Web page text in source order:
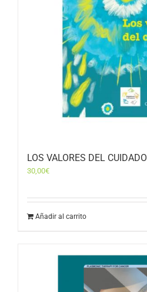
LOS VALORES DEL CUIDADO
30,00€
Añadir al carrito